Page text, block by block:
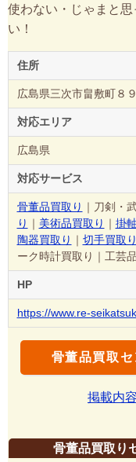
使わない・じゃまと
い！
住所
広島県三次市畠敷町８
対応エリア
広島県
対応サービス
骨董品買取り ｜刀剣・
り ｜ 美術品買取り ｜ 掛
陶器買取り ｜ 切手買取り
ーク時計買取り｜工芸
HP
https://www.re-
骨董品買取セ
掲載内
骨董品買取り